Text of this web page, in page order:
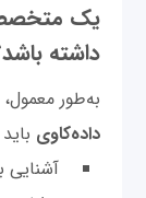
یک متخصص
داشته
به‌طور
داده‌کاوی
آشنایی